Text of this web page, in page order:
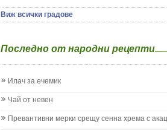
Детски диабет
Жълтеница
Запек на бебето и детето
Кашлица при бебето и детето
Колики
Виж всички градове
Последно от народни рецепти
Илач за ечемик
Чай от невен
Превантивни мерки срещу сенна хрема с